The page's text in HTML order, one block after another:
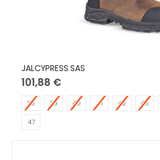
JALCYPRESS SAS
101,88 €
38 39 40 41 42 43
47